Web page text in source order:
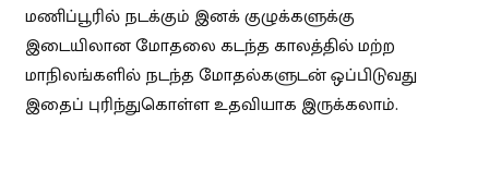
மணிப்பூரில் நடக்கும் இனக் குழுக்களுக்கு
இடையிலான மோதலை கடந்த காலத்தில் மற்ற
மாநிலங்களில் நடந்த மோதல்களுடன் ஒப்பிடுவது
இதைப் புரிந்துகொள்ள உதவியாக இருக்கலாம்.